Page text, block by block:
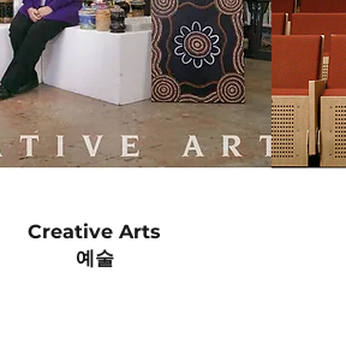
Creative Arts
​예술